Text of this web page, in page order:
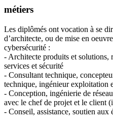
métiers
Les diplômés ont vocation à se
d’architecte, ou de mise en
cybersécurité :
- Architecte produits et solutions,
services et sécurité
- Consultant technique,
technique, ingénieur exploitation
- Conception, ingénierie de
avec le chef de projet et le client
- Conseil, assistance, soutien aux